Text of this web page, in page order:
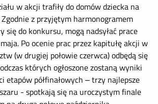
w akcji trafiły do domów dziecka na
z przyjętym harmonogramem
się do konkursu, mogą nadsyłać prace
Po ocenie prac przez kapitułę akcji w
(w drugiej połowie czerwca) odbędą się
których ogłoszone zostaną wyniki
etapów półfinałowych – trzy najlepsze
- spotkają się na uroczystym finale